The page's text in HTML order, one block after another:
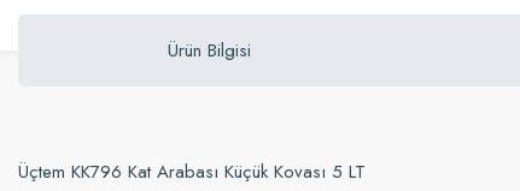
Ürün Bilgisi
Üçtem KK796 Kat Arabası Küçük Kovası 5 LT